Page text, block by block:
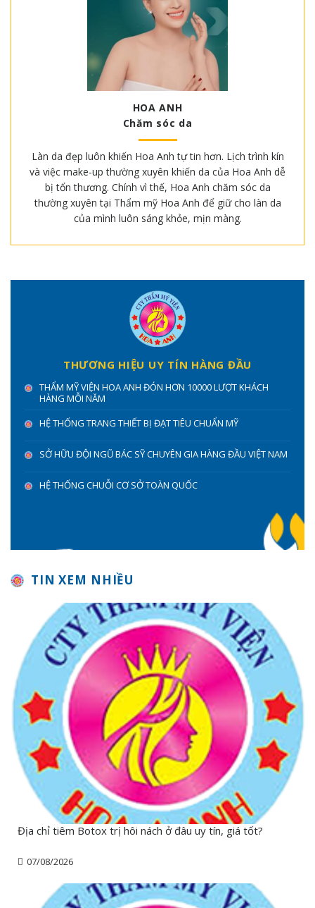
HOA ANH
Chăm sóc da
Làn da đẹp luôn khiến Hoa Anh tự tin hơn. Lịch trình kín
và việc make-up thường xuyên khiến da của Hoa Anh dễ
bị tổn thương. Chính vì thế, Hoa Anh chăm sóc da
thường xuyên tại Thẩm mỹ Hoa Anh để giữ cho làn da
của mình luôn sáng khỏe, mịn màng.
THƯƠNG HIỆU UY TÍN HÀNG ĐẦU
THẨM MỸ VIỆN HOA ANH ĐÓN HƠN 10000 LƯỢT KHÁCH
HÀNG MỖI NĂM
HỆ THỐNG TRANG THIẾT BỊ ĐẠT TIÊU CHUẨN MỸ
SỞ HỮU ĐỘI NGŨ BÁC SỸ CHUYÊN GIA HÀNG ĐẦU VIỆT NAM
HỆ THỐNG CHUỖI CƠ SỞ TOÀN QUỐC
TIN XEM NHIỀU
Địa chỉ tiêm Botox trị hôi nách ở đâu uy tín, giá tốt?
07/08/2026